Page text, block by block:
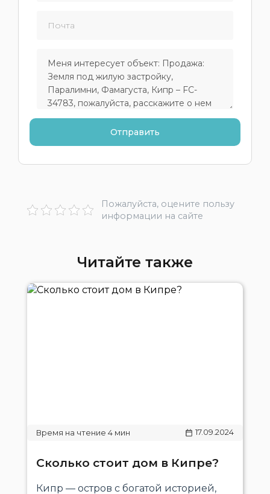
Пожалуйста, оцените пользу
информации на сайте
Читайте также
17.09.2024
Сколько стоит дом в Кипре?
Кипр — остров с богатой историей,